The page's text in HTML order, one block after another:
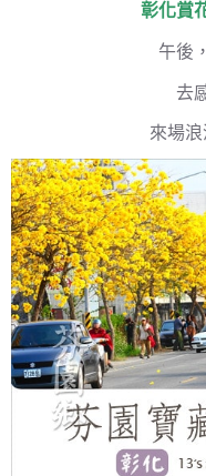
彰化賞
午後
去
來場浪